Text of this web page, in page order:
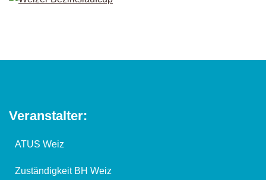
Veranstalter:
ATUS Weiz
Zuständigkeit BH Weiz